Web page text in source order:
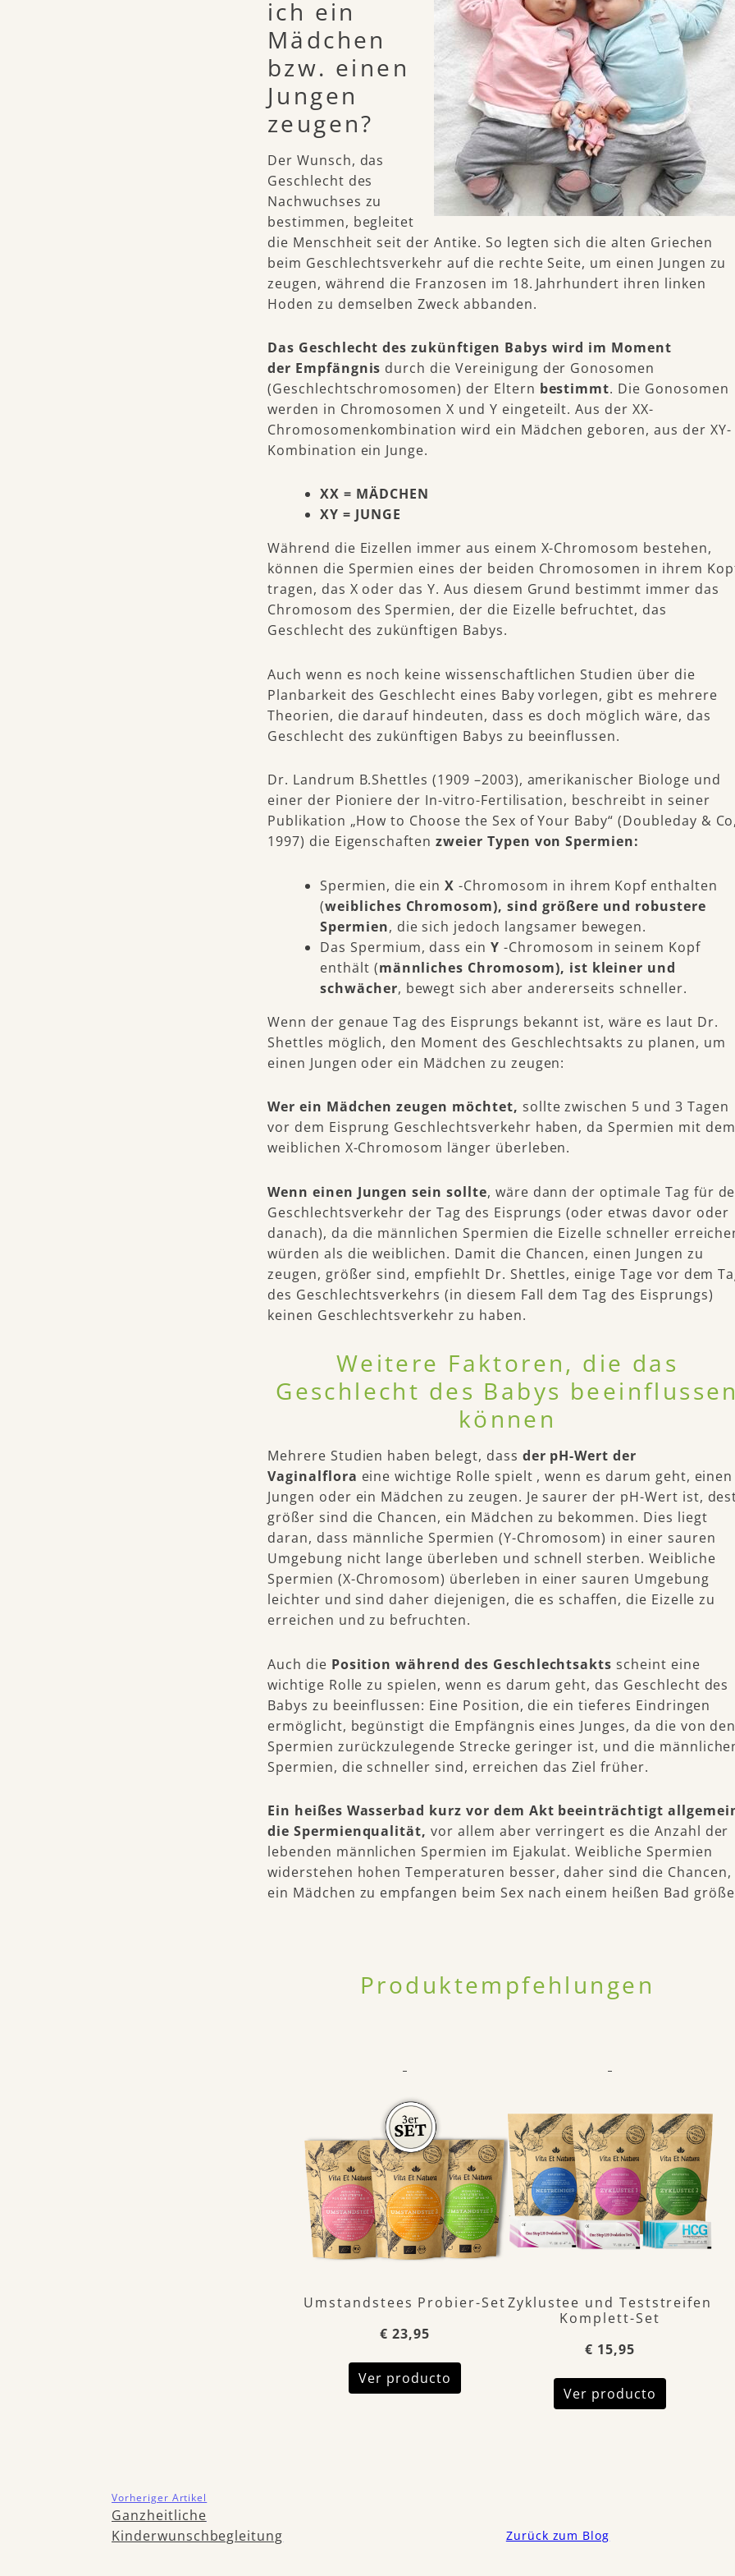
ich ein
Mädchen
bzw. einen
Jungen
zeugen?
Der Wunsch, das
Geschlecht des
Nachwuchses zu
bestimmen, begleitet
die Menschheit seit der Antike. So legten sich die alten Griechen
beim Geschlechtsverkehr auf die rechte Seite, um einen Jungen zu
zeugen, während die Franzosen im 18. Jahrhundert ihren linken
Hoden zu demselben Zweck abbanden.
Das Geschlecht des zukünftigen Babys wird im Moment
der Empfängnis durch die Vereinigung der Gonosomen
(Geschlechtschromosomen) der Eltern bestimmt. Die Gonosomen
werden in Chromosomen X und Y eingeteilt. Aus der XX-
Chromosomenkombination wird ein Mädchen geboren, aus der XY-
Kombination ein Junge.
XX = MÄDCHEN
XY = JUNGE
Während die Eizellen immer aus einem X-Chromosom bestehen,
können die Spermien eines der beiden Chromosomen in ihrem
tragen, das X oder das Y. Aus diesem Grund bestimmt immer das
Chromosom des Spermien, der die Eizelle befruchtet, das
Geschlecht des zukünftigen Babys.
Auch wenn es noch keine wissenschaftlichen Studien über die
Planbarkeit des Geschlecht eines Baby vorlegen, gibt es mehrere
Theorien, die darauf hindeuten, dass es doch möglich wäre, das
Geschlecht des zukünftigen Babys zu beeinflussen.
Dr. Landrum B.Shettles (1909 –2003), amerikanischer Biologe und
einer der Pioniere der In-vitro-Fertilisation, beschreibt in seiner
Publikation „How to Choose the Sex of Your Baby“ (Doubleday &
1997) die Eigenschaften zweier Typen von Spermien:
Spermien, die ein X -Chromosom in ihrem Kopf enthalten
(weibliches Chromosom), sind größere und robustere
Spermien, die sich jedoch langsamer bewegen.
Das Spermium, dass ein Y -Chromosom in seinem Kopf
enthält (männliches Chromosom), ist kleiner und
schwächer, bewegt sich aber andererseits schneller.
Wenn der genaue Tag des Eisprungs bekannt ist, wäre es laut Dr.
Shettles möglich, den Moment des Geschlechtsakts zu planen, um
einen Jungen oder ein Mädchen zu zeugen:
Wer ein Mädchen zeugen möchtet, sollte zwischen 5 und 3 Tagen
vor dem Eisprung Geschlechtsverkehr haben, da Spermien mit dem
weiblichen X-Chromosom länger überleben.
Wenn einen Jungen sein sollte, wäre dann der optimale Tag für
Geschlechtsverkehr der Tag des Eisprungs (oder etwas davor oder
danach), da die männlichen Spermien die Eizelle schneller
würden als die weiblichen. Damit die Chancen, einen Jungen zu
zeugen, größer sind, empfiehlt Dr. Shettles, einige Tage vor dem
des Geschlechtsverkehrs (in diesem Fall dem Tag des Eisprungs)
keinen Geschlechtsverkehr zu haben.
Weitere Faktoren, die das
Geschlecht des Babys
können
Mehrere Studien haben belegt, dass der pH-Wert der
Vaginalflora eine wichtige Rolle spielt , wenn es darum geht, einen
Jungen oder ein Mädchen zu zeugen. Je saurer der pH-Wert ist,
größer sind die Chancen, ein Mädchen zu bekommen. Dies liegt
daran, dass männliche Spermien (Y-Chromosom) in einer sauren
Umgebung nicht lange überleben und schnell sterben. Weibliche
Spermien (X-Chromosom) überleben in einer sauren Umgebung
leichter und sind daher diejenigen, die es schaffen, die Eizelle zu
erreichen und zu befruchten.
Auch die Position während des Geschlechtsakts scheint eine
wichtige Rolle zu spielen, wenn es darum geht, das Geschlecht des
Babys zu beeinflussen: Eine Position, die ein tieferes Eindringen
ermöglicht, begünstigt die Empfängnis eines Junges, da die von
Spermien zurückzulegende Strecke geringer ist, und die
Spermien, die schneller sind, erreichen das Ziel früher.
Ein heißes Wasserbad kurz vor dem Akt beeinträchtigt
die Spermienqualität, vor allem aber verringert es die Anzahl der
lebenden männlichen Spermien im Ejakulat. Weibliche Spermien
widerstehen hohen Temperaturen besser, daher sind die Chancen,
ein Mädchen zu empfangen beim Sex nach einem heißen Bad
Produkt­empfeh­lungen
Umstandstees Probier-Set
€ 23,95
Ver producto
Zyklustee und Teststreifen
Komplett-Set
€ 15,95
Ver producto
Vorheriger Artikel
Ganzheitliche
Kinderwunschbegleitung
Zurück zum Blog